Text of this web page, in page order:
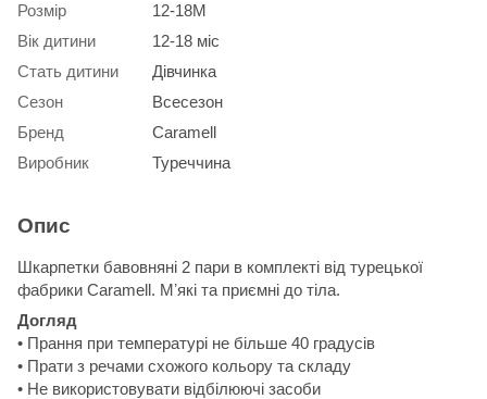
Розмір
12-18М
Вік дитини
12-18 міс
Стать дитини
Дівчинка
Сезон
Всесезон
Бренд
Caramell
Виробник
Туреччина
Опис
Шкарпетки бавовняні 2 пари в комплекті від турецької
фабрики Caramell. Мʼякі та приємні до тіла.
Догляд
• Прання при температурі не більше 40 градусів
• Прати з речами схожого кольору та складу
• Не використовувати відбілюючі засоби